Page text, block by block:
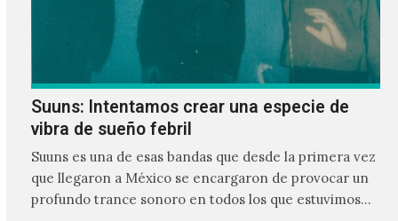
Suuns: Intentamos crear una especie de
vibra de sueño febril
Suuns es una de esas bandas que desde la primera vez
que llegaron a México se encargaron de provocar un
profundo trance sonoro en todos los que estuvimos